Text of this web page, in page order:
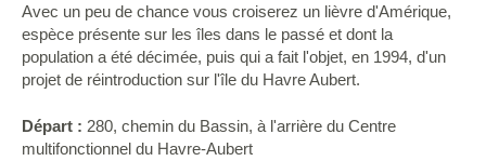
Avec un peu de chance vous croiserez un lièvre d'Amérique,
espèce présente sur les îles dans le passé et dont la
population a été décimée, puis qui a fait l'objet, en 1994, d'un
projet de réintroduction sur l'île du Havre Aubert.
Départ : 280, chemin du Bassin, à l'arrière du Centre
multifonctionnel du Havre-Aubert